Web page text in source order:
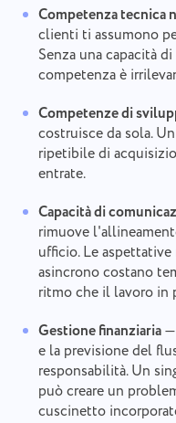
Competenza tecnica
clienti ti assumono
Senza una capacità
competenza è
Competenze di
costruisce da sola.
ripetibile di
entrate.
Capacità di
rimuove
ufficio. Le
asincrono costano
ritmo che il lavoro in
Gestione finanziaria—
e la previsione del
responsabilità. Un
può creare un
cuscinetto